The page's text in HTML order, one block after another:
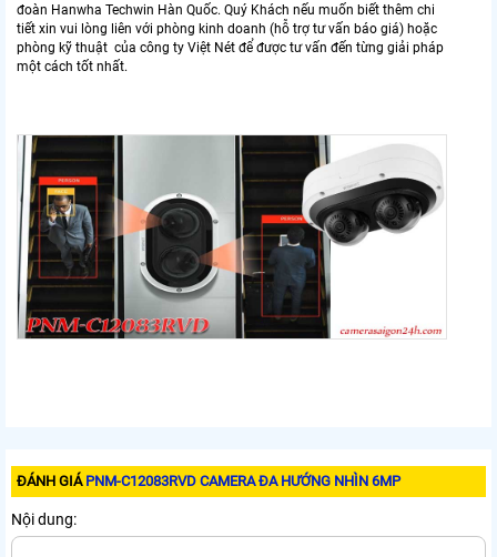
đoàn Hanwha Techwin Hàn Quốc. Quý Khách nếu muốn biết thêm chi
tiết xin vui lòng liên với phòng kinh doanh (hỗ trợ tư vấn báo giá) hoặc
phòng kỹ thuật của công ty Việt Nét để được tư vấn đến từng giải pháp
một cách tốt nhất.
ĐÁNH GIÁ PNM-C12083RVD CAMERA ĐA HƯỚNG NHÌN 6MP
Nội dung: